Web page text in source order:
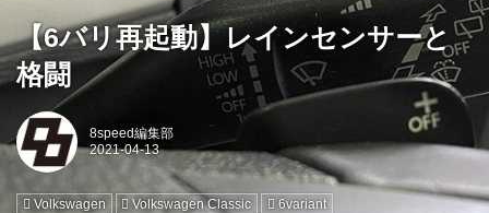
【6バリ再起動】レインセンサーと
格闘
8speed編集部
Volkswagen Volkswagen Classic 6variant